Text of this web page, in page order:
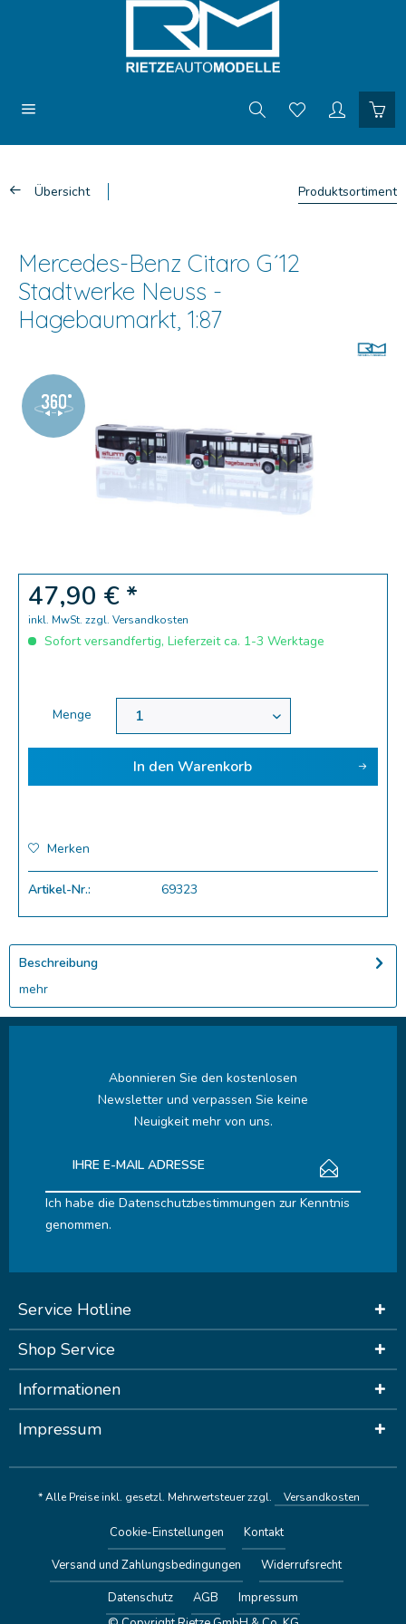
Übersicht Produktsortiment
Mercedes-Benz Citaro G´12
Stadtwerke Neuss -
Hagebaumarkt, 1:87
47,90 € *
inkl. MwSt. zzgl. Versandkosten
Sofort versandfertig, Lieferzeit ca. 1-3 Werktage
Menge
In den Warenkorb
Merken
Artikel-Nr.: 69323
Beschreibung
mehr
Abonnieren Sie den kostenlosen
Newsletter und verpassen Sie keine
Neuigkeit mehr von uns.
Ich habe die Datenschutzbestimmungen zur Kenntnis
genommen.
Service Hotline
Shop Service
Informationen
Impressum
* Alle Preise inkl. gesetzl. Mehrwertsteuer zzgl. Versandkosten
Cookie-Einstellungen
Kontakt
Versand und Zahlungsbedingungen
Widerrufsrecht
Datenschutz
AGB
Impressum